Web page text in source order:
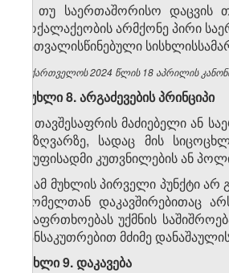
4. თუ საერთაშორისო დაცვის
მოქალაქეობის არმქონე პირი
გათვალისწინებული
საქართველოს 2024 წლის 18 აპრილის
მუხლი 8. არგაძევების პრინციპი
1. თავშესაფრის მაძიებელი ან
საზღვარზე, სადაც მის
ჯგუფისადმი კუთვნილების ან
2. ამ მუხლის პირველი პუნქტი
რომელთან დაკავშირებითაც
უსაფრთხოებას უქმნის
განსაკუთრებით მძიმე
მუხლი 9. დაკავება